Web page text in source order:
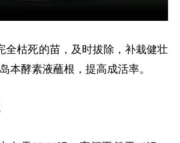
全枯死的苗，及时拔除，补栽健壮
本酵素液蘸根，提高成活率。